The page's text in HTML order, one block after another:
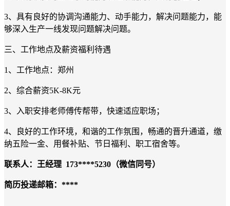
3、具有良好的协调沟通能力、动手能力，解决问题能力，能
够深入生产一线发现问题解决问题。
三、工作地点及薪资福利待遇
1、工作地点：郑州
2、综合薪资5K-8K元
3、入职安排老师傅传帮带，快速适应职场；
4、良好的工作环境，和谐的工作氛围，畅通的晋升通道，缴
纳五险一金、用餐补贴、节日福利、职工宿舍等。
联系人：王经理 173****5230（微信同号）
简历投递邮箱：****